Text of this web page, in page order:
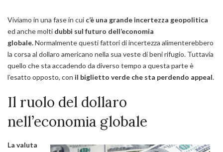
Viviamo in una fase in cui c’è una grande incertezza geopolitica
ed anche molti dubbi sul futuro dell’economia
globale.Normalmente questi fattori di incertezza alimenterebbero
la corsa al dollaro americano nella sua veste di beni rifugio. Tuttavia
quello che sta accadendo da diverso tempo a questa parte è
l’esatto opposto, con il biglietto verde che sta perdendo appeal.
Il ruolo del dollaro
nell’economia globale
La valuta